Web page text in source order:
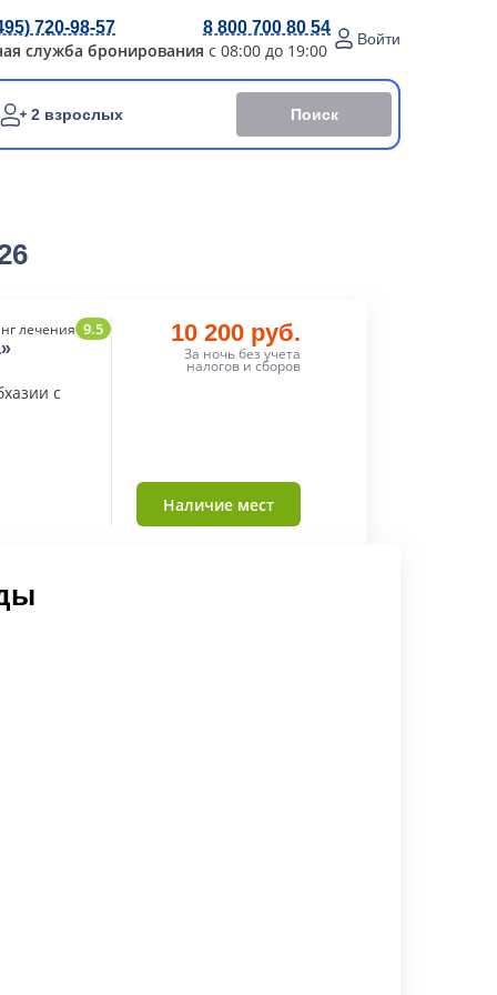
720-98-57 8 800 700 80 54
служба бронирования с 08:00 до 19:00
Войти
2 взрослых Поиск
лечения 9.5
с
10 200 руб.
За ночь без учета
налогов и сборов
Наличие мест